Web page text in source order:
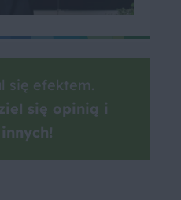
się efektem.
się opinią i